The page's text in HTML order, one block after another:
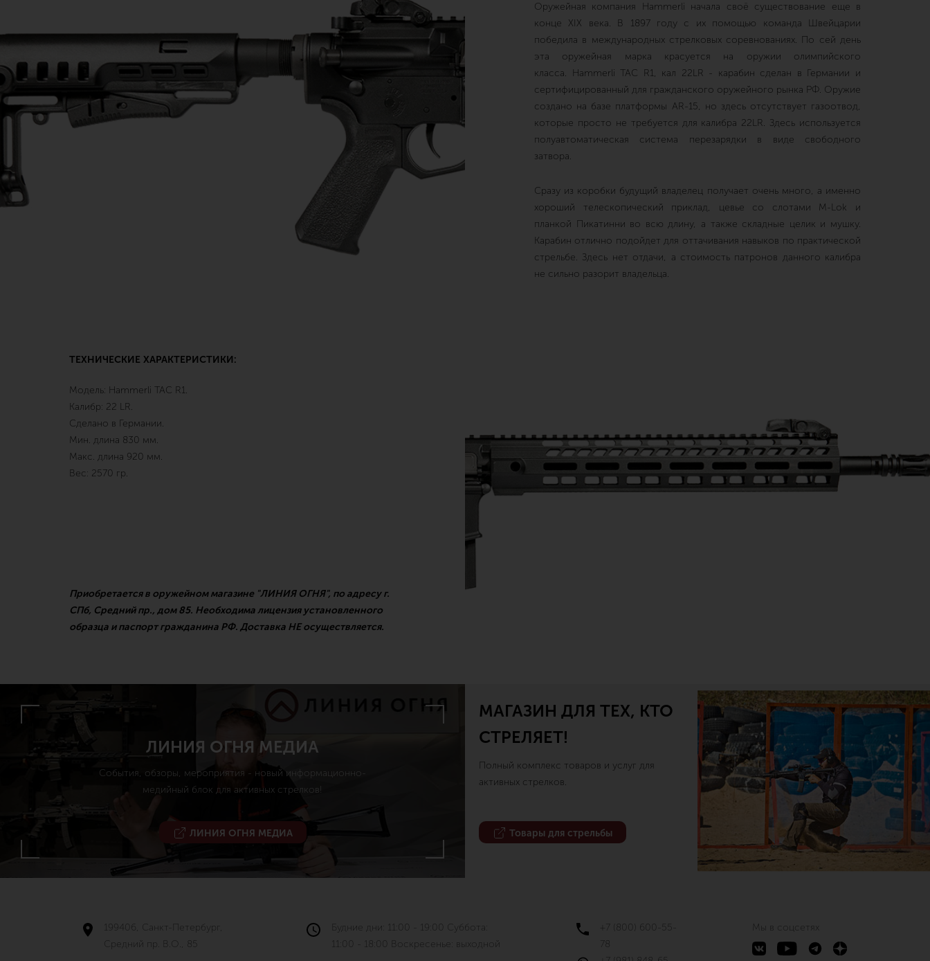
Оружейная компания Hammerli начала своё существование еще в
конце XIX века. В 1897 году с их помощью команда Швейцарии
победила в международных стрелковых соревнованиях. По сей день
эта оружейная марка красуется на оружии олимпийского
класса. Hammerli TAC R1, кал 22LR - карабин сделан в Германии и
сертифицированный для гражданского оружейного рынка РФ. Оружие
создано на базе платформы AR-15, но здесь отсутствует газоотвод,
которые просто не требуется для калибра 22LR. Здесь используется
полуавтоматическая система перезарядки в виде свободного
затвора.
Сразу из коробки будущий владелец получает очень много, а именно
хороший телескопический приклад, цевье со слотами M-Lok и
планкой Пикатинни во всю длину, а также складные целик и мушку.
Карабин отлично подойдет для оттачивания навыков по практической
стрельбе. Здесь нет отдачи, а стоимость патронов данного калибра
не сильно разорит владельца.
ТЕХНИЧЕСКИЕ ХАРАКТЕРИСТИКИ:
Модель: Hammerli TAC R1.
Калибр: 22 LR.
Сделано в Германии.
Мин. длина 830 мм.
Макс. длина 920 мм.
Вес: 2570 гр.
Приобретается в оружейном магазине "ЛИНИЯ ОГНЯ", по адресу г.
СПб, Средний пр., дом 85. Необходима лицензия установленного
образца и паспорт гражданина РФ. Доставка НЕ осуществляется.
ЛИНИЯ ОГНЯ МЕДИА
События, обзоры, мероприятия - новый информационно-
медийный блок для активных стрелков!
ЛИНИЯ ОГНЯ МЕДИА
МАГАЗИН ДЛЯ ТЕХ, КТО
СТРЕЛЯЕТ!
Полный комплекс товаров и услуг для
активных стрелков.
Товары для стрельбы
199406, Санкт-Петербург,
Средний пр. В.О., 85
Будние дни: 11:00 - 19:00 Суббота:
11:00 - 18:00 Воскресенье: выходной
+7 (800) 600-55-
78
Мы в соцсетях